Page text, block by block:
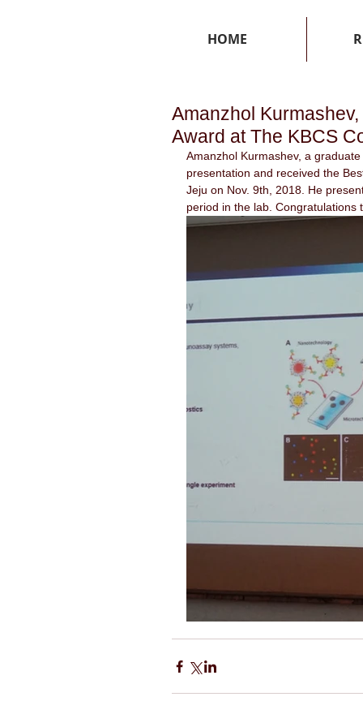
HOME
Amanzhol
Award at The KBCS
Amanzhol Kurmashev, a
presentation and received the
Jeju on Nov. 9th, 2018. He
period in the lab. Congratulations